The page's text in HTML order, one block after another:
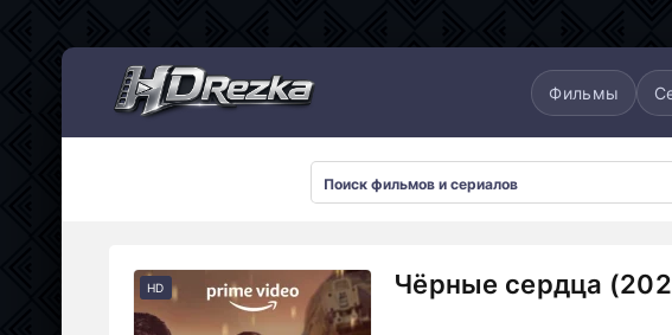
Фильмы
Чёрные сердца
HD
Мультсериалы